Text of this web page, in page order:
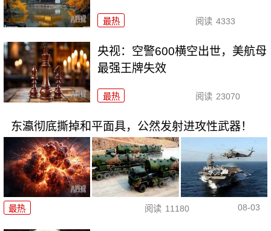
最热 阅读 4333
央视：空警600横空出世，美航母
最强王牌失效
最热 阅读 23070
东瀛彻底撕掉和平面具，公然发射进攻性武器！
最热 阅读 11180 08-03